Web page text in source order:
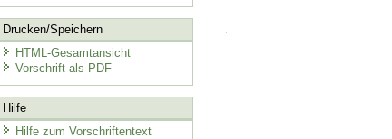
Drucken/Speichern
HTML-Gesamtansicht
Vorschrift als PDF
Hilfe
Hilfe zum Vorschriftentext